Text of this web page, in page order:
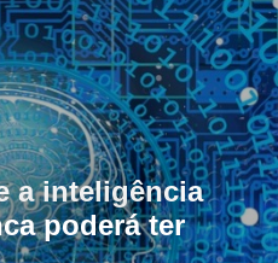
a inteligência
poderá ter